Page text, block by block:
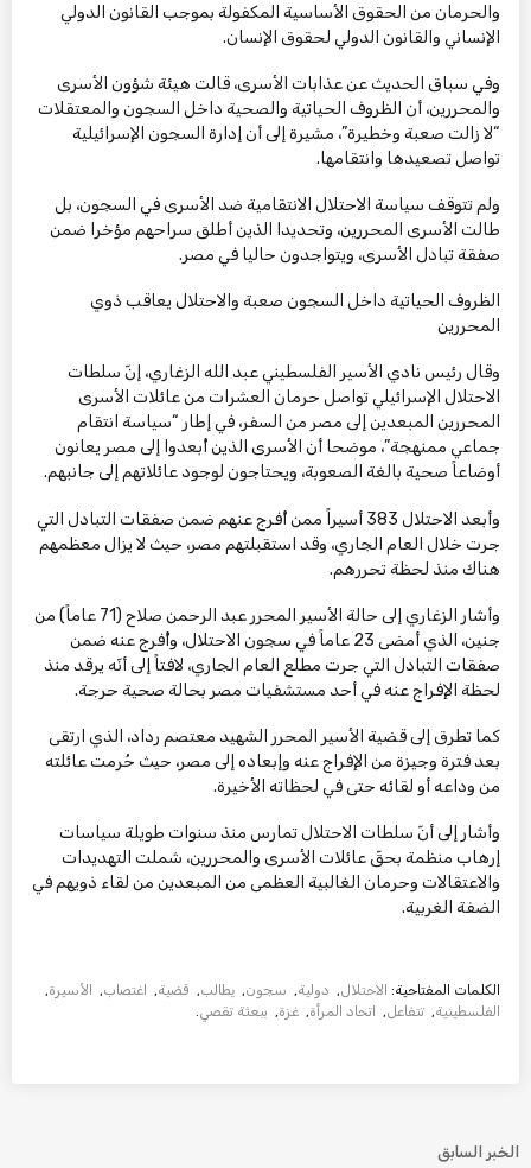
والحرمان من الحقوق الأساسية المكفولة بموجب القانون الدولي
الإنساني والقانون الدولي لحقوق الإنسان.
وفي سباق الحديث عن عذابات الأسرى، قالت هيئة شؤون الأسرى
والمحررين، أن الظروف الحياتية والصحية داخل السجون والمعتقلات
“لا زالت صعبة وخطيرة”، مشيرة إلى أن إدارة السجون الإسرائيلية
تواصل تصعيدها وانتقامها.
ولم تتوقف سياسة الاحتلال الانتقامية ضد الأسرى في السجون، بل
طالت الأسرى المحررين، وتحديدا الذين أطلق سراحهم مؤخرا ضمن
صفقة تبادل الأسرى، ويتواجدون حاليا في مصر.
الظروف الحياتية داخل السجون صعبة والاحتلال يعاقب ذوي
المحررين
وقال رئيس نادي الأسير الفلسطيني عبد الله الزغاري، إنّ سلطات
الاحتلال الإسرائيلي تواصل حرمان العشرات من عائلات الأسرى
المحررين المبعدين إلى مصر من السفر، في إطار “سياسة انتقام
جماعي ممنهجة”، موضحا أن الأسرى الذين أُبعدوا إلى مصر يعانون
أوضاعاً صحية بالغة الصعوبة، ويحتاجون لوجود عائلاتهم إلى جانبهم.
وأبعد الاحتلال 383 أسيراً ممن أُفرج عنهم ضمن صفقات التبادل التي
جرت خلال العام الجاري، وقد استقبلتهم مصر، حيث لا يزال معظمهم
هناك منذ لحظة تحررهم.
وأشار الزغاري إلى حالة الأسير المحرر عبد الرحمن صلاح (71 عاماً) من
جنين، الذي أمضى 23 عاماً في سجون الاحتلال، وأُفرج عنه ضمن
صفقات التبادل التي جرت مطلع العام الجاري، لافتاً إلى أنّه يرقد منذ
لحظة الإفراج عنه في أحد مستشفيات مصر بحالة صحية حرجة.
كما تطرق إلى قضية الأسير المحرر الشهيد معتصم رداد، الذي ارتقى
بعد فترة وجيزة من الإفراج عنه وإبعاده إلى مصر، حيث حُرمت عائلته
من وداعه أو لقائه حتى في لحظاته الأخيرة.
وأشار إلى أنّ سلطات الاحتلال تمارس منذ سنوات طويلة سياسات
إرهاب منظمة بحقّ عائلات الأسرى والمحررين، شملت التهديدات
والاعتقالات وحرمان الغالبية العظمى من المبعدين من لقاء ذويهم في
الضفة الغربية.
الكلمات المفتاحية: الاحتلال, دولية, سجون, يطالب, قضية, اغتصاب, الأسيرة,
الفلسطينية, تتفاعل, اتحاد المرأة, غزة, ببعثة تقصي.
الخبر السابق